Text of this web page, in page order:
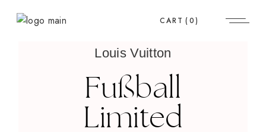
CART (0)
Louis Vuitton
Fußball
Limited